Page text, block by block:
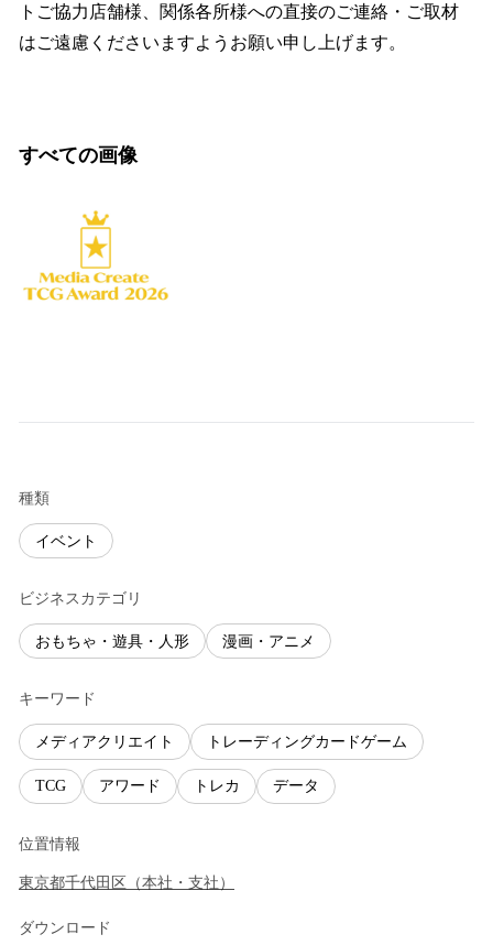
トご協力店舗様、関係各所様への直接のご連絡・ご取材
はご遠慮くださいますようお願い申し上げます。
すべての画像
種類
イベント
ビジネスカテゴリ
おもちゃ・遊具・人形 漫画・アニメ
キーワード
メディアクリエイト トレーディングカードゲーム
TCG アワード トレカ データ
位置情報
東京都千代田区 （本社・支社 ）
ダウンロード